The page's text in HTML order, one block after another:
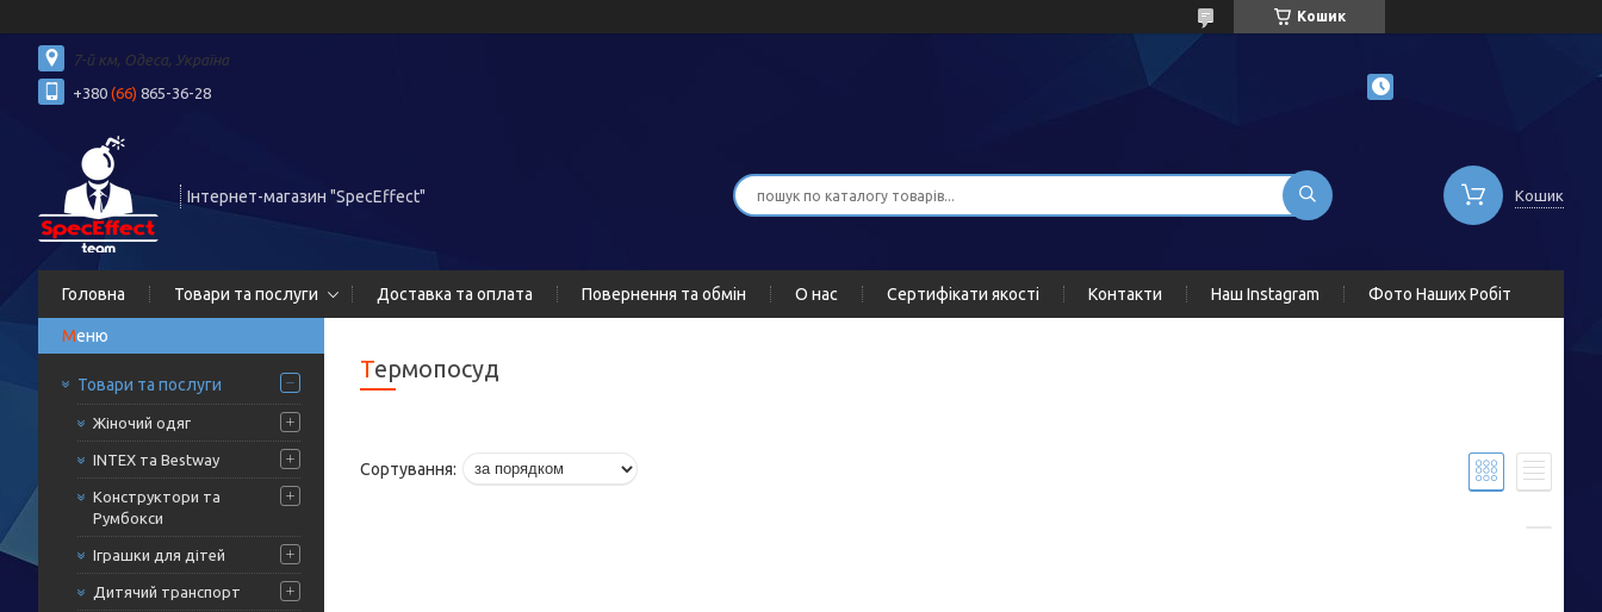
Кошик
7-й км, Одеса, Україна
+380 (66) 865-36-28
Інтернет-магазин "SpecEffect" Кошик
Головна Товари та послуги Доставка та оплата Повернення та обмін О нас Сертифікати якості Контакти Наш Instagram Фото Наших Робіт
Товари та послуги
Жіночий одяг
INTEX та Bestway
Конструктори та
Румбокси
Іграшки для дітей
Дитячий транспорт
Термопосуд